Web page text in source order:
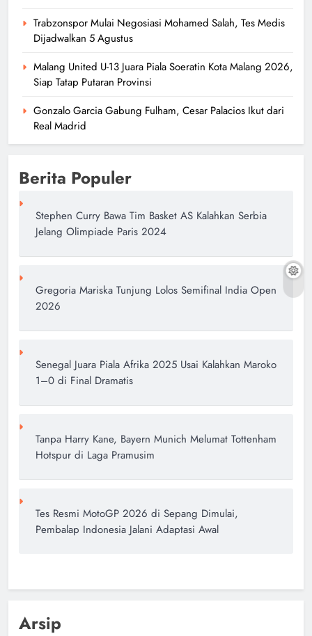
Trabzonspor Mulai Negosiasi Mohamed Salah, Tes Medis
Dijadwalkan 5 Agustus
Malang United U-13 Juara Piala Soeratin Kota Malang 2026,
Siap Tatap Putaran Provinsi
Gonzalo Garcia Gabung Fulham, Cesar Palacios Ikut dari
Real Madrid
Berita Populer
Stephen Curry Bawa Tim Basket AS Kalahkan Serbia
Jelang Olimpiade Paris 2024
Gregoria Mariska Tunjung Lolos Semifinal India Open
2026
Senegal Juara Piala Afrika 2025 Usai Kalahkan Maroko
1–0 di Final Dramatis
Tanpa Harry Kane, Bayern Munich Melumat Tottenham
Hotspur di Laga Pramusim
Tes Resmi MotoGP 2026 di Sepang Dimulai,
Pembalap Indonesia Jalani Adaptasi Awal
Arsip